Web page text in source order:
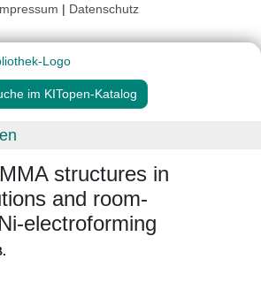
| Datenschutz
im KITopen-Katalog
structures in
and room-
electroforming